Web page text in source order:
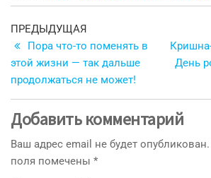
Навигация
по
записям
Предыдущая
запись
ПРЕДЫДУЩАЯ
Пора что-то поменять в
этой жизни — так дальше
продолжаться не может!
День
Добавить комментарий
Ваш адрес email не будет опубликован.
поля помечены *